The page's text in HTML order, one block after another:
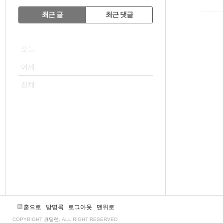
RECENTLY
최근 글 최근 댓글
오늘
어제
전체
홈으로 방명록 로그아웃 맨위로
COPYRIGHT 코딩런 , ALL RIGHT RESERVED.